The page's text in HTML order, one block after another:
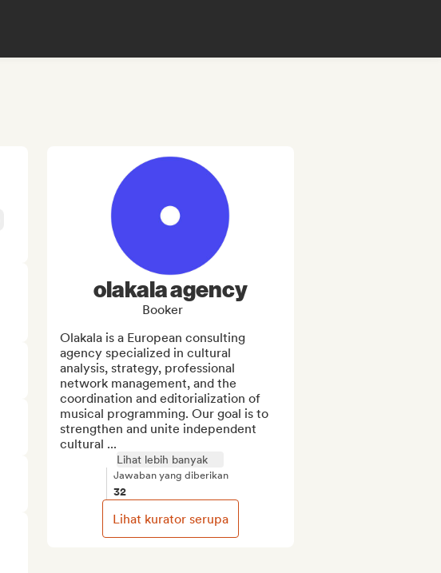
olakala agency
Booker
Olakala is a European consulting
agency specialized in cultural
analysis, strategy, professional
network management, and the
coordination and editorialization of
musical programming. Our goal is to
strengthen and unite independent
cultural ...
Lihat lebih banyak
Jawaban yang diberikan
32
Lihat kurator serupa